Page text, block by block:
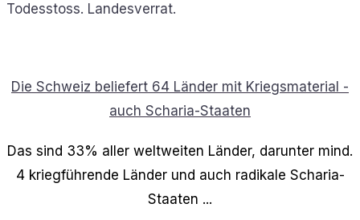
Todesstoss. Landesverrat.
Die Schweiz beliefert 64 Länder mit Kriegsmaterial -
auch Scharia-Staaten
Das sind 33% aller weltweiten Länder, darunter mind.
4 kriegführende Länder und auch radikale Scharia-
Staaten ...